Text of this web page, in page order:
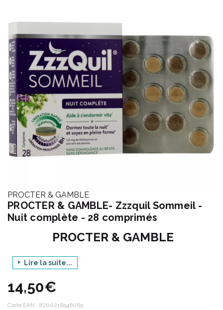
PROCTER & GAMBLE
PROCTER & GAMBLE- Zzzquil Sommeil -
Nuit complète - 28 comprimés
PROCTER & GAMBLE
Gamme : ZZZQUIL SOMMEIL
Produit : NUIT COMPLÈTE
Lire la suite...
14,50€
Code EAN : 8700216546065